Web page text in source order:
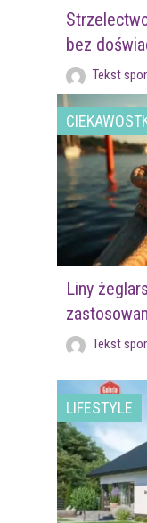
bez
Tekst
Liny
Tekst
LIFESTYLE